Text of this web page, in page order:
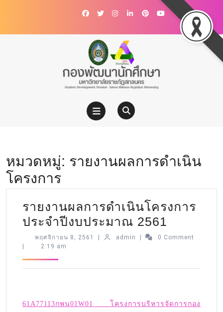
หมวดหมู่: รายงานผลการดำเนิน
โครงการ
รายงานผลการดำเนินโครงการ
ประจำปีงบประมาณ 2561
พฤศจิกายน 8, 2561 admin
0 Comment
2:19 am
61A77113กพน01W01 โครงการบริหารจัดการกอง